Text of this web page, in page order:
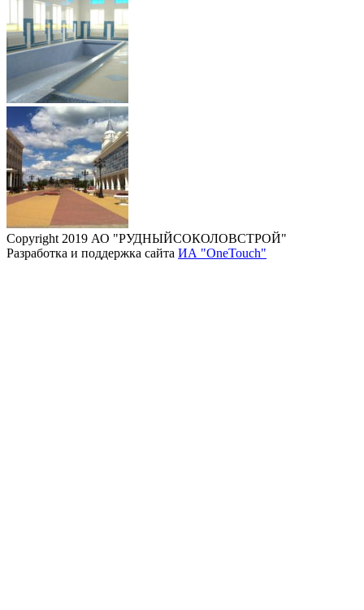
Copyright 2019 АО "РУДНЫЙСОКОЛОВСТРОЙ"
Разработка и поддержка сайта ИА "OneTouch"